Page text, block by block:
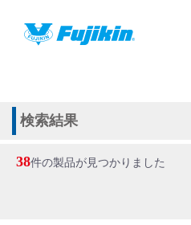
検索結果
38件の製品が見つかりました